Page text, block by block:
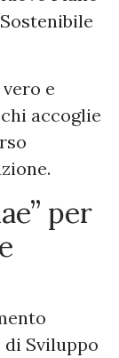
e
accoglie
per
Sviluppo